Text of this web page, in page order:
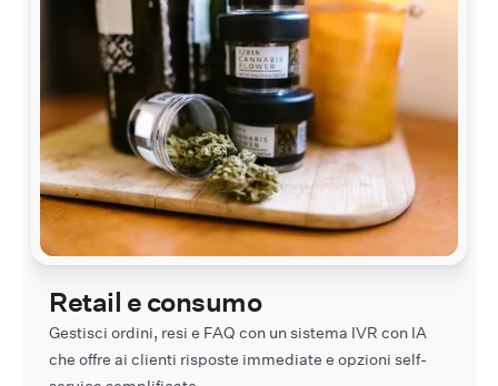
Retail e consumo
Gestisci ordini, resi e FAQ con un sistema IVR con IA
che offre ai clienti risposte immediate e opzioni self-